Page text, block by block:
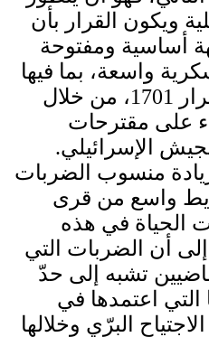
ويكون القرار بأن
أساسية ومفتوحة
واسعة، بما فيها
اجتياح برّي لتطبيق القرار 1701، من خلال
على مقترحات
الإسرائيلي.
منسوب الضربات
واسع من قرى
الحياة في هذه
أن الضربات التي
تشبه إلى حدّ
التي اعتمدها في